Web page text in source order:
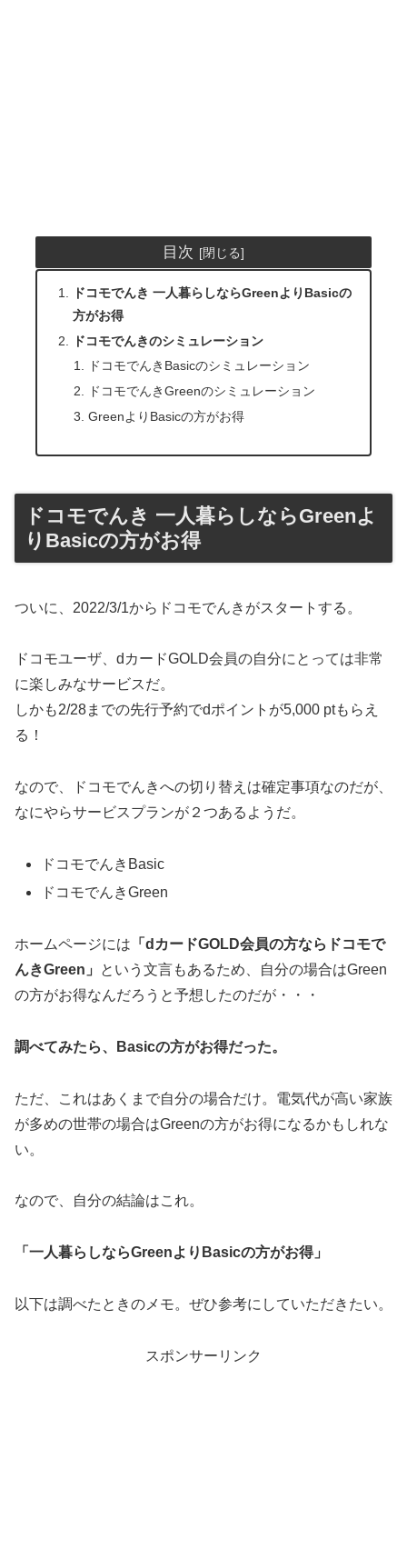
目次
ドコモでんき 一人暮らしならGreenよりBasicの
方がお得
ドコモでんきのシミュレーション
ドコモでんきBasicのシミュレーション
ドコモでんきGreenのシミュレーション
GreenよりBasicの方がお得
ドコモでんき 一人暮らしならGreenよ
りBasicの方がお得
ついに、2022/3/1からドコモでんきがスタートする。
ドコモユーザ、dカードGOLD会員の自分にとっては非常
に楽しみなサービスだ。
しかも2/28までの先行予約でdポイントが5,000 ptもらえ
る！
なので、ドコモでんきへの切り替えは確定事項なのだが、
なにやらサービスプランが２つあるようだ。
ドコモでんきBasic
ドコモでんきGreen
ホームページには 「dカードGOLD会員の方ならドコモで
んきGreen」
という文言もあるため、自分の場合はGreen
の方がお得なんだろうと予想したのだが・・・
調べてみたら、Basicの方がお得だった。
ただ、これはあくまで自分の場合だけ。電気代が高い家族
が多めの世帯の場合はGreenの方がお得になるかもしれな
い。
なので、自分の結論はこれ。
「一人暮らしならGreenよりBasicの方がお得」
以下は調べたときのメモ。ぜひ参考にしていただきたい。
スポンサーリンク